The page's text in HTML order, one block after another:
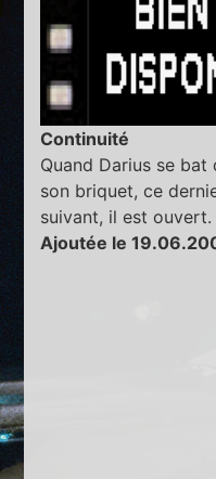
Continuité
Quand Darius se
son briquet, ce
suivant, il est ouvert.
Ajoutée le